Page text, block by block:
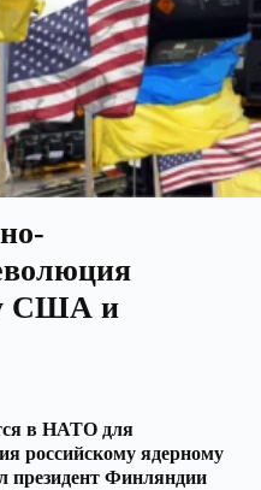
у США и
в НАТО для
российскому ядерному
президент Финляндии